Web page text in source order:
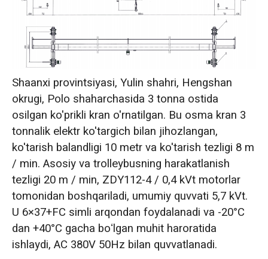
Shaanxi provintsiyasi, Yulin shahri, Hengshan
okrugi, Polo shaharchasida 3 tonna ostida
osilgan ko'prikli kran o'rnatilgan. Bu osma kran 3
tonnalik elektr ko'targich bilan jihozlangan,
ko'tarish balandligi 10 metr va ko'tarish tezligi 8 m
/ min. Asosiy va trolleybusning harakatlanish
tezligi 20 m / min, ZDY112-4 / 0,4 kVt motorlar
tomonidan boshqariladi, umumiy quvvati 5,7 kVt.
U 6×37+FC simli arqondan foydalanadi va -20°C
dan +40°C gacha boʻlgan muhit haroratida
ishlaydi, AC 380V 50Hz bilan quvvatlanadi.